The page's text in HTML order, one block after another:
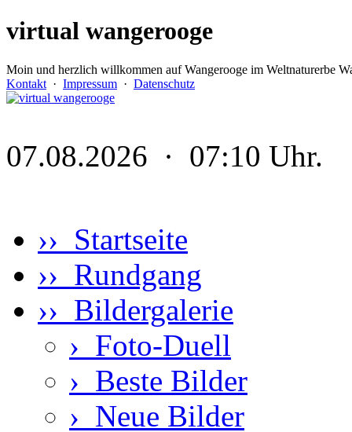
virtual wangerooge
Moin und herzlich willkommen auf Wangerooge im Weltnaturerbe
Kontakt · Impressum · Datenschutz
07.08.2026 · 07:10 Uhr.
›› Startseite
›› Rundgang
›› Bildergalerie
› Foto-Duell
› Beste Bilder
› Neue Bilder